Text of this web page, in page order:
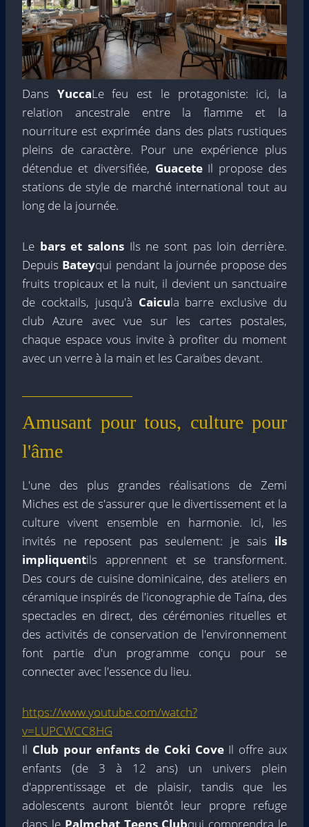
Dans YuccaLe feu est le protagoniste: ici, la
relation ancestrale entre la flamme et la
nourriture est exprimée dans des plats rustiques
pleins de caractère. Pour une expérience plus
détendue et diversifiée, GuaceteIl propose des
stations de style de marché international tout au
long de la journée.
Le bars et salons Ils ne sont pas loin derrière.
Depuis Bateyqui pendant la journée propose des
fruits tropicaux et la nuit, il devient un sanctuaire
de cocktails, jusqu'à Caicula barre exclusive du
club Azure avec vue sur les cartes postales,
chaque espace vous invite à profiter du moment
avec un verre à la main et les Caraïbes devant.
Amusant pour tous, culture pour
l'âme
L'une des plus grandes réalisations de Zemi
Miches est de s'assurer que le divertissement et la
culture vivent ensemble en harmonie. Ici, les
invités ne reposent pas seulement: je sais ils
impliquentils apprennent et se transforment.
Des cours de cuisine dominicaine, des ateliers en
céramique inspirés de l'iconographie de Taína, des
spectacles en direct, des cérémonies rituelles et
des activités de conservation de l'environnement
font partie d'un programme conçu pour se
connecter avec l'essence du lieu.
https://www.youtube.com/watch?
v=LUPCWCC8HG
Il Club pour enfants de Coki CoveIl offre aux
enfants (de 3 à 12 ans) un univers plein
d'apprentissage et de plaisir, tandis que les
adolescents auront bientôt leur propre refuge